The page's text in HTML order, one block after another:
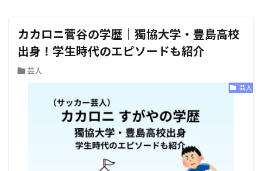
カカロニ菅谷の学歴｜獨協大学・豊島高校
出身！学生時代のエピソードも紹介
芸人
芸人